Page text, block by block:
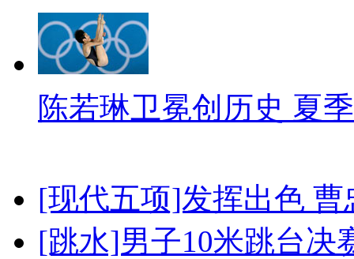
陈若琳卫冕创历史 夏
[现代五项]发挥出色
[跳水]男子10米跳台决